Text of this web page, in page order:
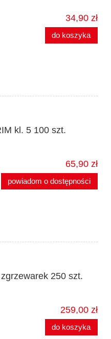
34,90 zł
do koszyka
kl. 5 100 szt.
65,90 zł
powiadom o dostępności
250 szt.
259,00 zł
do koszyka